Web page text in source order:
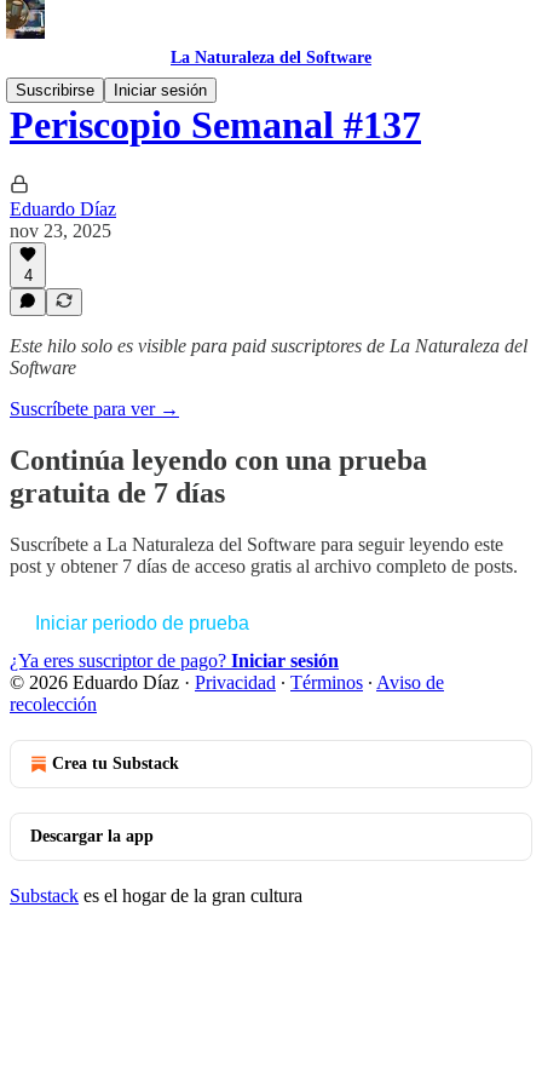
La Naturaleza del Software
Suscribirse
Iniciar sesión
Periscopio Semanal #137
Eduardo Díaz
nov 23, 2025
4
Este hilo solo es visible para paid suscriptores de La Naturaleza del
Software
Suscríbete para ver →
Continúa leyendo con una prueba
gratuita de 7 días
Suscríbete a La Naturaleza del Software para seguir leyendo este
post y obtener 7 días de acceso gratis al archivo completo de posts.
Iniciar periodo de prueba
¿Ya eres suscriptor de pago? Iniciar sesión
© 2026 Eduardo Díaz · Privacidad ∙ Términos ∙ Aviso de
recolección
Crea tu Substack
Descargar la app
Substack es el hogar de la gran cultura